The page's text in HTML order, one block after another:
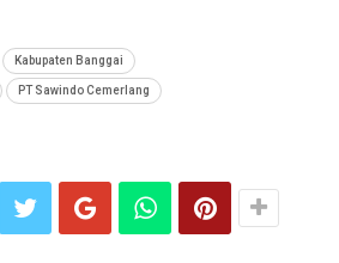
Kabupaten Banggai
PT Sawindo Cemerlang